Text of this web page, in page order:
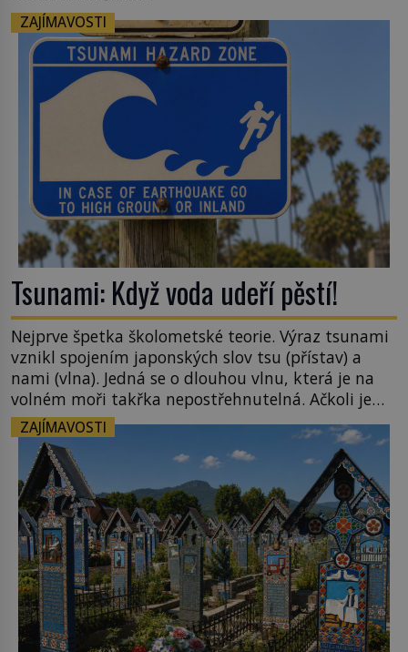
ZAJÍMAVOSTI
Tsunami: Když voda udeří pěstí!
Nejprve špetka školometské teorie. Výraz tsunami
vznikl spojením japonských slov tsu (přístav) a
nami (vlna). Jedná se o dlouhou vlnu, která je na
volném moři takřka nepostřehnutelná. Ačkoli je
vlnová délka tsunami i 300 kilometrů, výška vlny
na volném moři je maximálně 1,5 metru. Máme se
podobné obří vlny obávat i v Evropě? Vznik
tsunami si […]
ZAJÍMAVOSTI